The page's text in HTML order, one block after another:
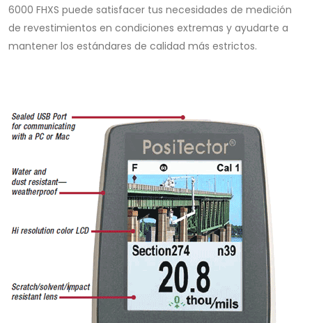
6000 FHXS puede satisfacer tus necesidades de medición
de revestimientos en condiciones extremas y ayudarte a
mantener los estándares de calidad más estrictos.